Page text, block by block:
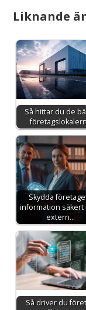
Liknande
Så hittar du de
Skydda
information säkert
extern…
Så driver du